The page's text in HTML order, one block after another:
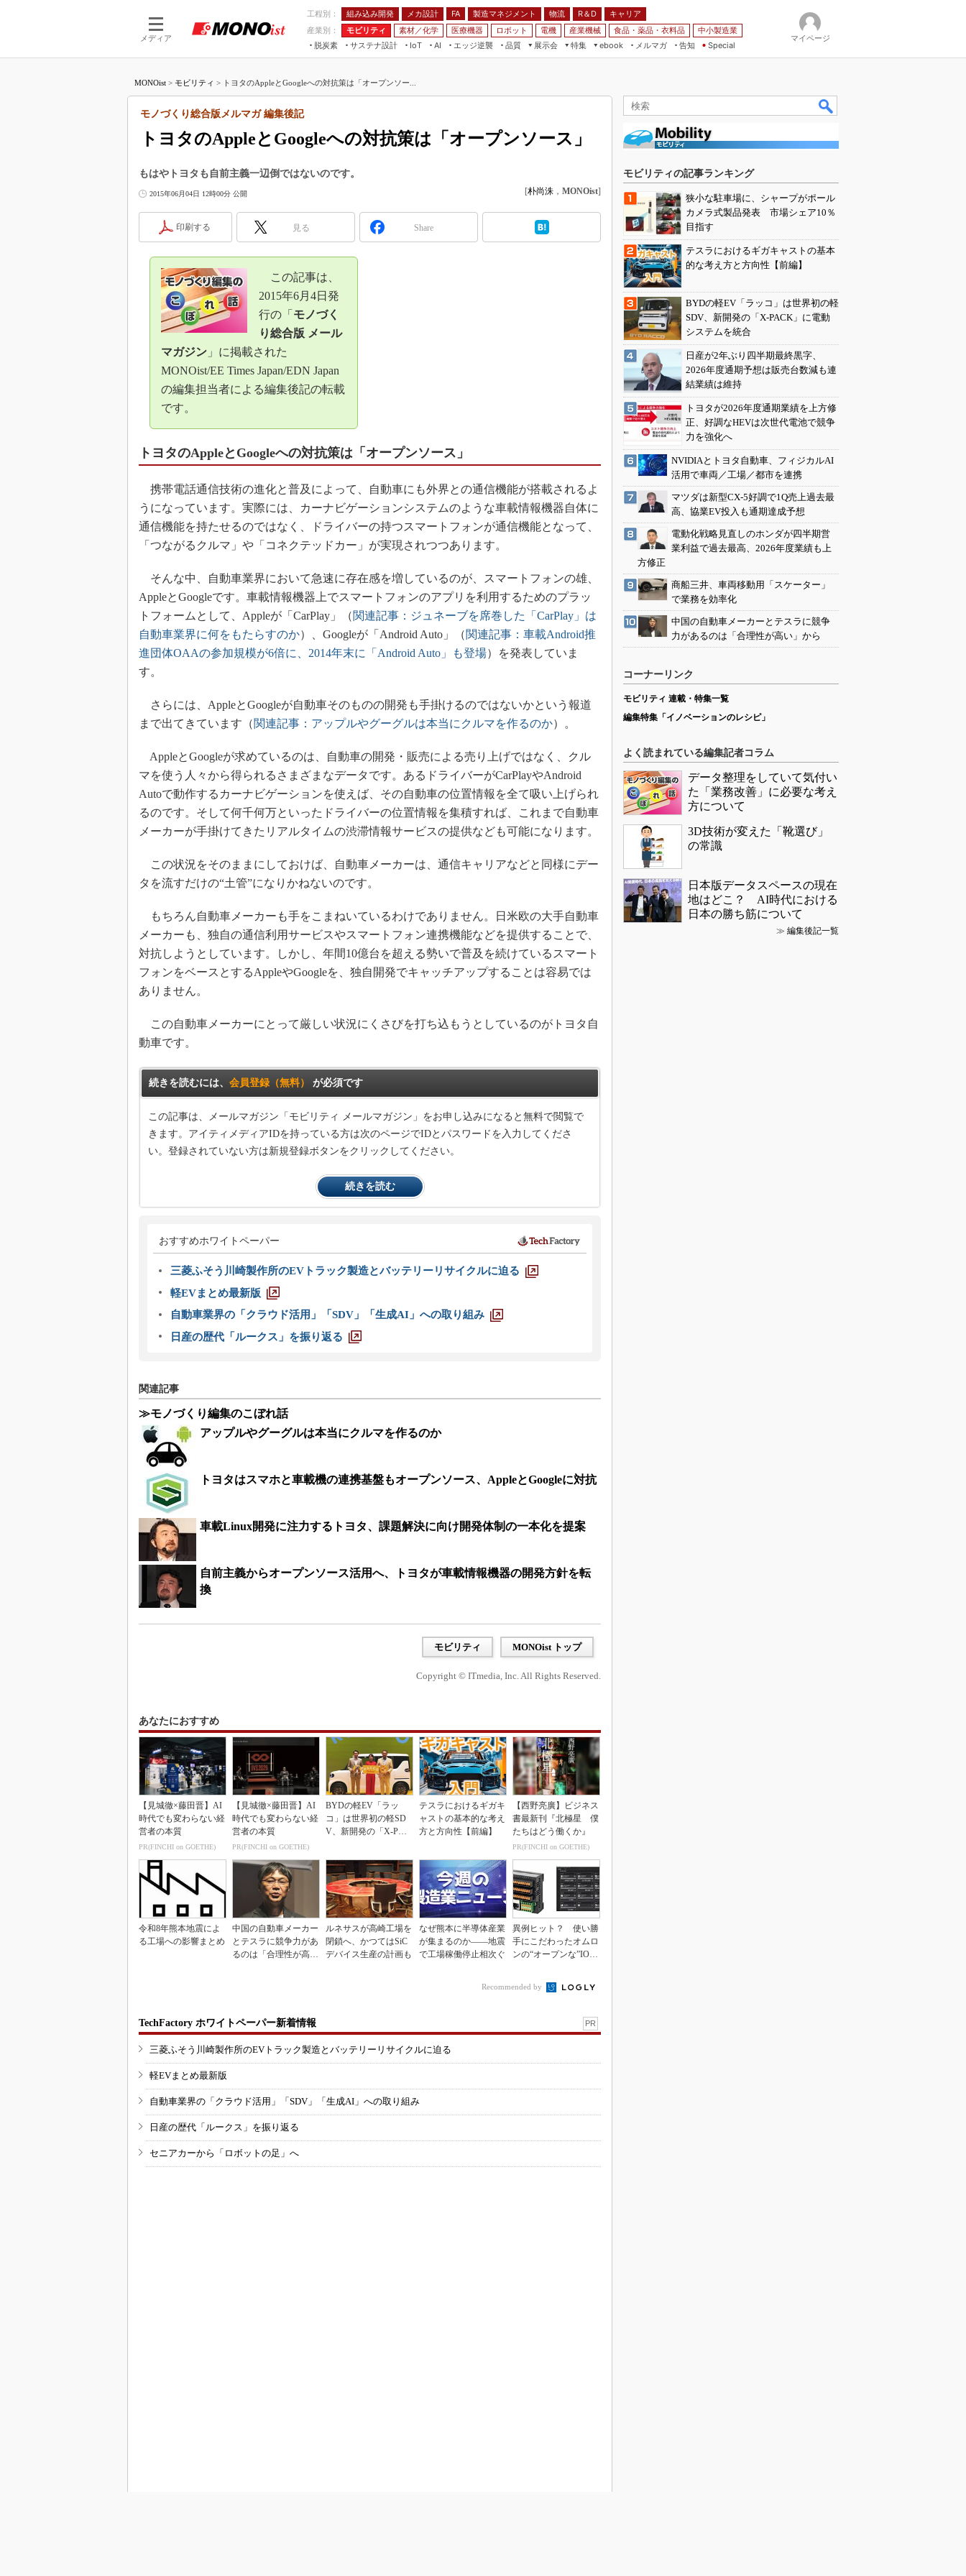
メディア
工程別： 組み込み開発 メカ設計 FA 製造マネジメント 物流 R＆D
キャリア
産業別：
モビリティ 素材／化学 医療機器 ロボット 電機 産業機械 食品・薬品・衣料品
中小製造業
脱炭素
サステナ設計
IoT
つながる工場
つながるサービス
AI
AI×設備保全
Physical AI
エッジ逆襲 品質
展示会
JIMTOF
IIFES
人テク展
特集
VR／AR
組み込みモデリング
Windows Embedded
メイドインジャパン
植物工場
知財マネジメント
海外生産
グローバル設計・開発
制御セキュリティ
新型コロナへの対応
ebook
メルマガ
告知 Special
マイページ
MONOist > モビリティ > トヨタのAppleとGoogleへの対抗策は「オープンソー...
トヨタのAppleとGoogleへの対抗策は「オープンソース」
モノづくり総合版メルマガ 編集後記
もはやトヨタも自前主義一辺倒ではないのです。
2015年06月04日 12時00分 公開 [朴尚洙 ， MONOist]
印刷する 見る Share
この記事は、
2015年6月4日発
行の「 モノづく
り総合版 メール
マガジン 」に掲載された
MONOist/EE Times Japan/EDN Japan
の編集担当者による編集後記の転載
です。
トヨタのAppleとGoogleへの対抗策は「オープンソース」
携帯電話通信技術の進化と普及によって、自動車にも外界との通信機能が搭載されるよ
うになっています。実際には、カーナビゲーションシステムのような車載情報機器自体に
通信機能を持たせるのではなく、ドライバーの持つスマートフォンが通信機能となって、
「つながるクルマ」や「コネクテッドカー」が実現されつつあります。
そんな中、自動車業界において急速に存在感を増しているのが、スマートフォンの雄、
AppleとGoogleです。車載情報機器上でスマートフォンのアプリを利用するためのプラッ
トフォームとして、Appleが「CarPlay」（関連記事：ジュネーブを席巻した「CarPlay」は
自動車業界に何をもたらすのか）、Googleが「Android Auto」（関連記事：車載Android推
進団体OAAの参加規模が6倍に、2014年末に「Android Auto」も登場）を発表していま
す。
さらには、AppleとGoogleが自動車そのものの開発も手掛けるのではないかという報道
まで出てきています（関連記事：アップルやグーグルは本当にクルマを作るのか）。
AppleとGoogleが求めているのは、自動車の開発・販売による売り上げではなく、クル
マを使う人々から得られるさまざまなデータです。あるドライバーがCarPlayやAndroid
Autoで動作するカーナビゲーションを使えば、その自動車の位置情報を全て吸い上げられ
るのです。そして何千何万といったドライバーの位置情報を集積すれば、これまで自動車
メーカーが手掛けてきたリアルタイムの渋滞情報サービスの提供なども可能になります。
この状況をそのままにしておけば、自動車メーカーは、通信キャリアなどと同様にデー
タを流すだけの“土管”になりかねないのです。
もちろん自動車メーカーも手をこまねいているわけでありません。日米欧の大手自動車
メーカーも、独自の通信利用サービスやスマートフォン連携機能などを提供することで、
対抗しようとしています。しかし、年間10億台を超える勢いで普及を続けているスマート
フォンをベースとするAppleやGoogleを、独自開発でキャッチアップすることは容易では
ありません。
この自動車メーカーにとって厳しい状況にくさびを打ち込もうとしているのがトヨタ自
動車です。
続きを読むには、 会員登録（無料） が必須です
この記事は、メールマガジン「モビリティ メールマガジン」をお申し込みになると無料で閲覧で
きます。アイティメディアIDを持っている方は次のページでIDとパスワードを入力してくださ
い。登録されていない方は新規登録ボタンをクリックしてください。
続きを読む
おすすめホワイトペーパー
三菱ふそう川崎製作所のEVトラック製造とバッテリーリサイクルに迫る
軽EVまとめ最新版
自動車業界の「クラウド活用」「SDV」「生成AI」への取り組み
日産の歴代「ルークス」を振り返る
関連記事
≫モノづくり編集のこぼれ話
アップルやグーグルは本当にクルマを作るのか
トヨタはスマホと車載機の連携基盤もオープンソース、AppleとGoogleに対抗
車載Linux開発に注力するトヨタ、課題解決に向け開発体制の一本化を提案
自前主義からオープンソース活用へ、トヨタが車載情報機器の開発方針を転
換
モビリティ MONOist トップ
Copyright © ITmedia, Inc. All Rights Reserved.
あなたにおすすめ
【見城徹×藤田晋】AI
時代でも変わらない経
営者の本質
PR(FINCHI on GOETHE)
【見城徹×藤田晋】AI
時代でも変わらない経
営者の本質
PR(FINCHI on GOETHE)
BYDの軽EV「ラッ
コ」は世界初の軽SD
V、新開発の「X-PAC
テスラにおけるギガキ
ャストの基本的な考え
方と方向性【前編】
【西野亮廣】ビジネス
書最新刊『北極星 僕
たちはどう働くか』
PR(FINCHI on GOETHE)
令和8年熊本地震によ
る工場への影響まとめ
中国の自動車メーカー
とテスラに競争力があ
るのは「合理性が高
ルネサスが高崎工場を
閉鎖へ、かつてはSiC
デバイス生産の計画も
なぜ熊本に半導体産業
が集まるのか――地震
で工場稼働停止相次ぐ
異例ヒット？ 使い勝
手にこだわったオムロ
ンの“オープンな”IO-L
Recommended by
TechFactory ホワイトペーパー新着情報 PR
三菱ふそう川崎製作所のEVトラック製造とバッテリーリサイクルに迫る
軽EVまとめ最新版
自動車業界の「クラウド活用」「SDV」「生成AI」への取り組み
日産の歴代「ルークス」を振り返る
セニアカーから「ロボットの足」へ
モビリティの記事ランキング
狭小な駐車場に、シャープがポール
カメラ式製品発表 市場シェア10％
目指す
テスラにおけるギガキャストの基本
的な考え方と方向性【前編】
BYDの軽EV「ラッコ」は世界初の軽
SDV、新開発の「X-PACK」に電動
システムを統合
日産が2年ぶり四半期最終黒字、
2026年度通期予想は販売台数減も連
結業績は維持
トヨタが2026年度通期業績を上方修
正、好調なHEVは次世代電池で競争
力を強化へ
NVIDIAとトヨタ自動車、フィジカルAI
活用で車両／工場／都市を連携
マツダは新型CX-5好調で1Q売上過去最
高、協業EV投入も通期達成予想
電動化戦略見直しのホンダが四半期営
業利益で過去最高、2026年度業績も上
方修正
商船三井、車両移動用「スケーター」
で業務を効率化
中国の自動車メーカーとテスラに競争
力があるのは「合理性が高い」から
コーナーリンク
モビリティ 連載・特集一覧
編集特集「イノベーションのレシピ」
よく読まれている編集記者コラム
データ整理をしていて気付い
た「業務改善」に必要な考え
方について
3D技術が変えた「靴選び」
の常識
日本版データスペースの現在
地はどこ？ AI時代における
日本の勝ち筋について
≫ 編集後記一覧